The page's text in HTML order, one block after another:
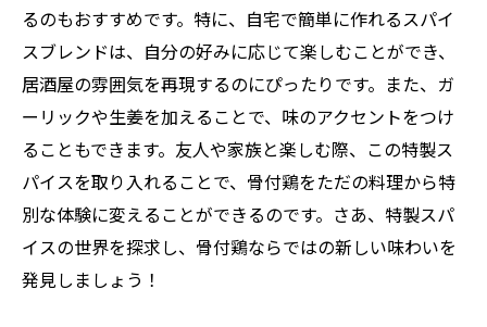
るのもおすすめです。特に、自宅で簡単に作れるスパイ
スブレンドは、自分の好みに応じて楽しむことができ、
居酒屋の雰囲気を再現するのにぴったりです。また、ガ
ーリックや生姜を加えることで、味のアクセントをつけ
ることもできます。友人や家族と楽しむ際、この特製ス
パイスを取り入れることで、骨付鶏をただの料理から特
別な体験に変えることができるのです。さあ、特製スパ
イスの世界を探求し、骨付鶏ならではの新しい味わいを
発見しましょう！